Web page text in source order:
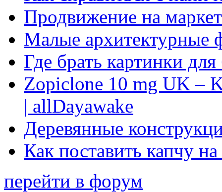
Продвижение на
Малые архитектурные
Где брать картинки
Zopiclone 10 mg UK –
| allDayawake
Деревянные
Как поставить капчу
перейти в форум